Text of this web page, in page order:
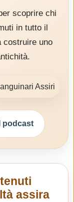
scoprire chi
in tutto il
costruire uno
podcast
assira